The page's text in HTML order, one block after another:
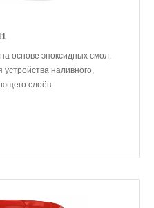
основе эпоксидных смол,
наливного,
слоёв